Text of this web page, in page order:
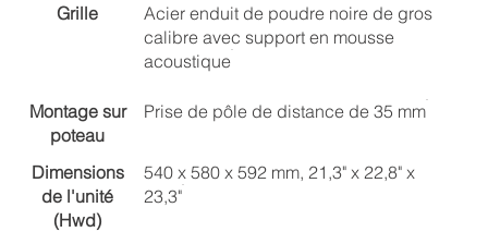
Grille
Acier enduit de poudre noire de gros
calibre avec support en mousse
acoustique
Montage sur
poteau
Prise de pôle de distance de 35 mm
Dimensions
de l'unité
(Hwd)
540 x 580 x 592 mm, 21,3" x 22,8" x
23,3"